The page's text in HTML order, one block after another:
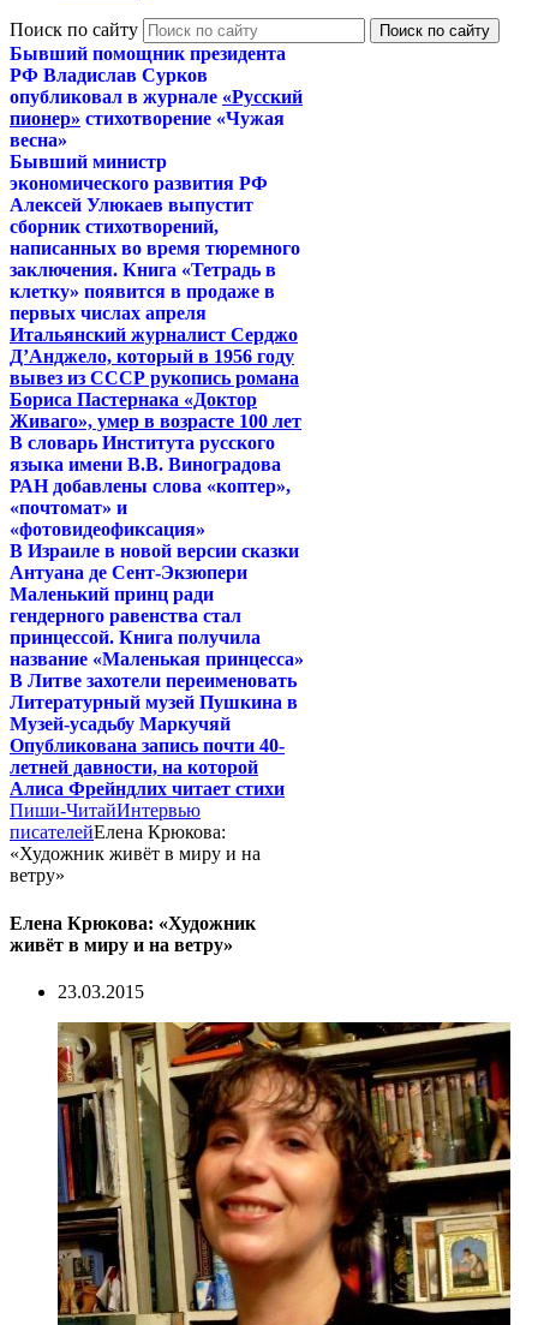
Поиск по сайту
Бывший помощник президента
РФ Владислав Сурков
опубликовал в журнале «Русский
пионер» стихотворение «Чужая
весна»
Бывший министр
экономического развития РФ
Алексей Улюкаев выпустит
сборник стихотворений,
написанных во время тюремного
заключения. Книга «Тетрадь в
клетку» появится в продаже в
первых числах апреля
Итальянский журналист Серджо
Д’Анджело, который в 1956 году
вывез из СССР рукопись романа
Бориса Пастернака «Доктор
Живаго», умер в возрасте 100 лет
В словарь Института русского
языка имени В.В. Виноградова
РАН добавлены слова «коптер»,
«почтомат» и
«фотовидеофиксация»
В Израиле в новой версии сказки
Антуана де Сент-Экзюпери
Маленький принц ради
гендерного равенства стал
принцессой. Книга получила
название «Маленькая принцесса»
В Литве захотели переименовать
Литературный музей Пушкина в
Музей-усадьбу Маркучяй
Опубликована запись почти 40-
летней давности, на которой
Алиса Фрейндлих читает стихи
Пиши-ЧитайИнтервью
писателейЕлена Крюкова:
«Художник живёт в миру и на
ветру»
Елена Крюкова: «Художник
живёт в миру и на ветру»
23.03.2015